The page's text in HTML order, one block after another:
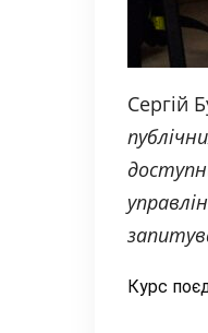
Сергій
Курс